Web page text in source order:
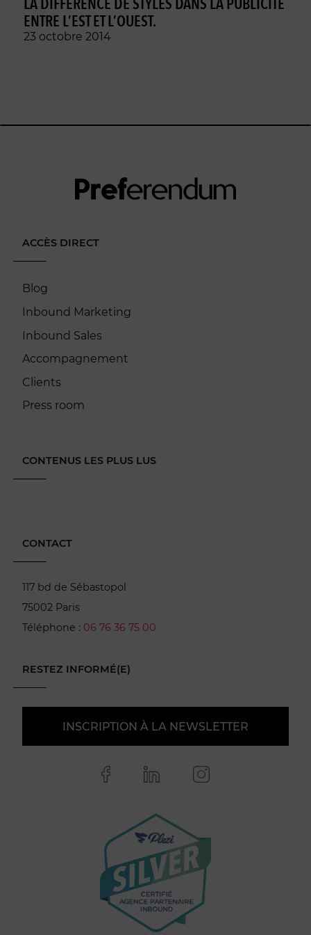
LA DIFFÉRENCE DE STYLES DANS LA PUBLICITÉ
ENTRE L’EST ET L’OUEST.
23 octobre 2014
ACCÈS DIRECT
Blog
Inbound Marketing
Inbound Sales
Accompagnement
Clients
Press room
CONTENUS LES PLUS LUS
CONTACT
117 bd de Sébastopol
75002 Paris
Téléphone : 06 76 36 75 00
RESTEZ INFORMÉ(E)
INSCRIPTION À LA NEWSLETTER